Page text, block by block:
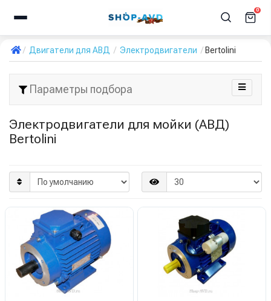
0
Двигатели для АВД Электродвигатели Bertolini
Параметры подбора
Электродвигатели для мойки (АВД)
Bertolini